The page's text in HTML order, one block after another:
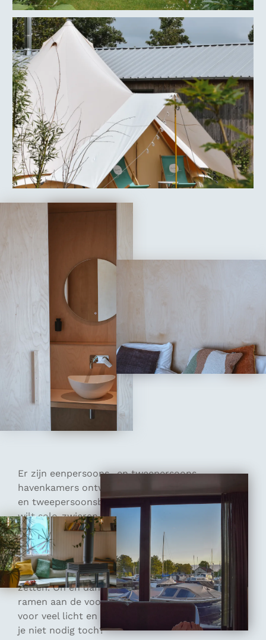
Er zijn eenpersoons- en tweepersoons-
havenkamers ontwikkeld met een eenpersoons-
en tweepersoonsbed. Je kan dus ook als je niet
wilt solo-zwieren verblijven in een havenkamer.
De kamers zijn simpel ingericht met een
comfortabele stoel of bank, fijn bed met zachte
lakens, badkamer met regendouche en
minikeukenblokje waar je een kopje thee kan
zetten. Oh en dan het belangrijkste, de grote
ramen aan de voorkant van de kamer zorgen
voor veel licht en een geweldig uitzicht. Meer heb
je niet nodig toch?